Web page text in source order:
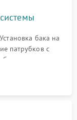
бака на
патрубков с
стыков
протечек воды.